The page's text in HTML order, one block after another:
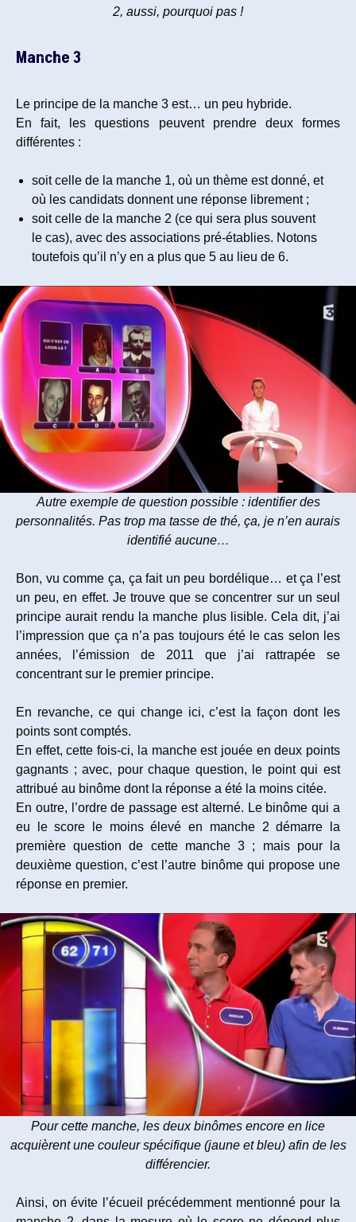
2, aussi, pourquoi pas !
Manche 3
Le principe de la manche 3 est… un peu hybride.
En fait, les questions peuvent prendre deux formes
différentes :
soit celle de la manche 1, où un thème est donné, et
où les candidats donnent une réponse librement ;
soit celle de la manche 2 (ce qui sera plus souvent
le cas), avec des associations pré-établies. Notons
toutefois qu’il n’y en a plus que 5 au lieu de 6.
Autre exemple de question possible : identifier des
personnalités. Pas trop ma tasse de thé, ça, je n’en aurais
identifié aucune…
Bon, vu comme ça, ça fait un peu bordélique… et ça l’est
un peu, en effet. Je trouve que se concentrer sur un seul
principe aurait rendu la manche plus lisible. Cela dit, j’ai
l’impression que ça n’a pas toujours été le cas selon les
années, l’émission de 2011 que j’ai rattrapée se
concentrant sur le premier principe.
En revanche, ce qui change ici, c’est la façon dont les
points sont comptés.
En effet, cette fois-ci, la manche est jouée en deux points
gagnants ; avec, pour chaque question, le point qui est
attribué au binôme dont la réponse a été la moins citée.
En outre, l’ordre de passage est alterné. Le binôme qui a
eu le score le moins élevé en manche 2 démarre la
première question de cette manche 3 ; mais pour la
deuxième question, c’est l’autre binôme qui propose une
réponse en premier.
Pour cette manche, les deux binômes encore en lice
acquièrent une couleur spécifique (jaune et bleu) afin de les
différencier.
Ainsi, on évite l’écueil précédemment mentionné pour la